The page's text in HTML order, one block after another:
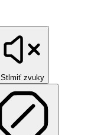
Stlmiť zvuky